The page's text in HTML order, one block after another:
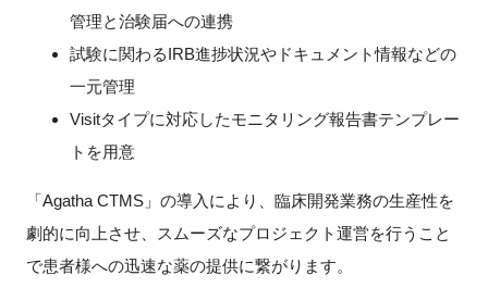
管理と治験届への連携
試験に関わるIRB進捗状況やドキュメント情報などの
一元管理
Visitタイプに対応したモニタリング報告書テンプレー
トを用意
「Agatha CTMS」の導入により、臨床開発業務の生産性を
劇的に向上させ、スムーズなプロジェクト運営を行うこと
で患者様への迅速な薬の提供に繋がります。